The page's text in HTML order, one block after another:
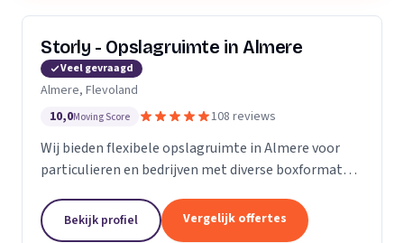
Storly - Opslagruimte in Almere
Veel gevraagd
Almere, Flevoland
10,0Moving Score 108 reviews
Wij bieden flexibele opslagruimte in Almere voor
particulieren en bedrijven met diverse boxformaten
Bekijk profiel Vergelijk offertes